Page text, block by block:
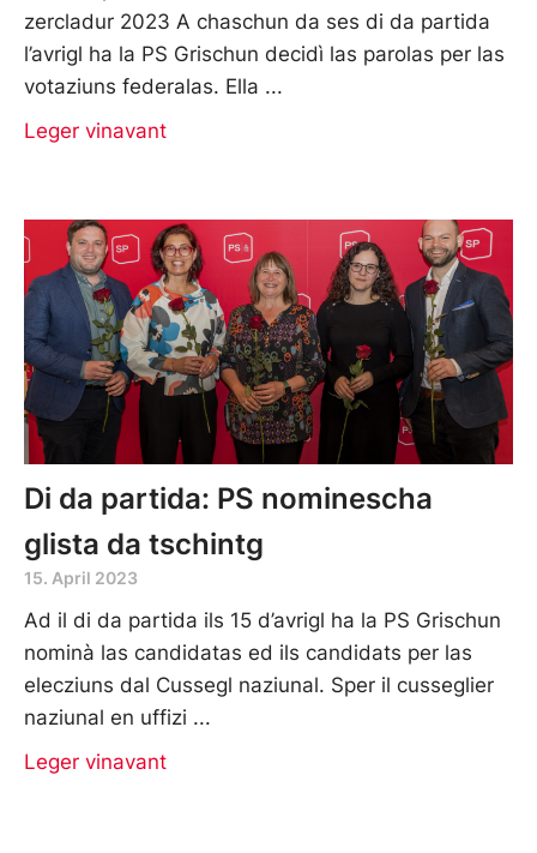
zercladur 2023 A chaschun da ses di da partida
l’avrigl ha la PS Grischun decidì las parolas per las
votaziuns federalas. Ella
Leger vinavant
Di da partida: PS nominescha
glista da tschintg
15. April 2023
Ad il di da partida ils 15 d’avrigl ha la PS Grischun
nominà las candidatas ed ils candidats per las
elecziuns dal Cussegl naziunal. Sper il cusseglier
naziunal en uffizi
Leger vinavant